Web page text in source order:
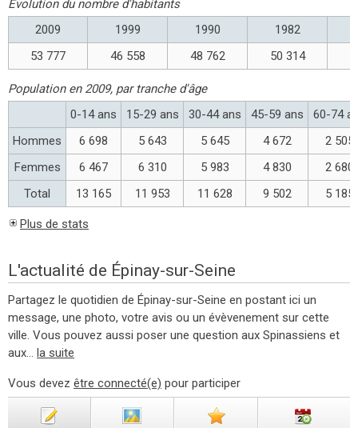
Évolution du nombre d'habitants
2009
1999 1990 1982
53 777
46 558 48 762 50 314
Population en 2009, par tranche d'âge
0-14 ans
15-29 ans 30-44 ans 45-59 ans
60-74
Hommes
6 698 5 643 5 645 4 672
2 505
Femmes
6 467 6 310 5 983 4 830
2 680
Total
13 165 11 953 11 628 9 502 5 185
Plus de stats
L'actualité de Épinay-sur-Seine
Partagez le quotidien de Épinay-sur-Seine en postant ici un
message, une photo, votre avis ou un évèvenement sur cette
ville. Vous pouvez aussi poser une question aux Spinassiens et
aux... la suite
Vous devez être connecté(e) pour participer